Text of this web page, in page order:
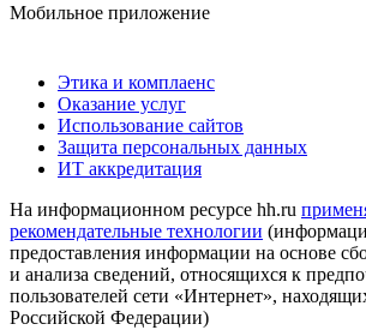
Мобильное приложение
Этика и комплаенс
Оказание услуг
Использование сайтов
Защита персональных данных
ИТ аккредитация
На информационном ресурсе hh.ru
рекомендательные технологии
предоставления информации на основе
и анализа сведений, относящихся к
пользователей сети «Интернет»,
Российской Федерации)